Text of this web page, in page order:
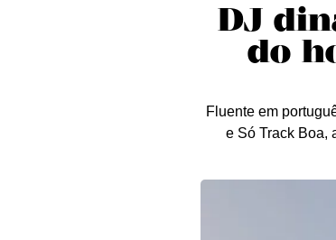
DJ
do
Fluente em
e Só Track Boa,